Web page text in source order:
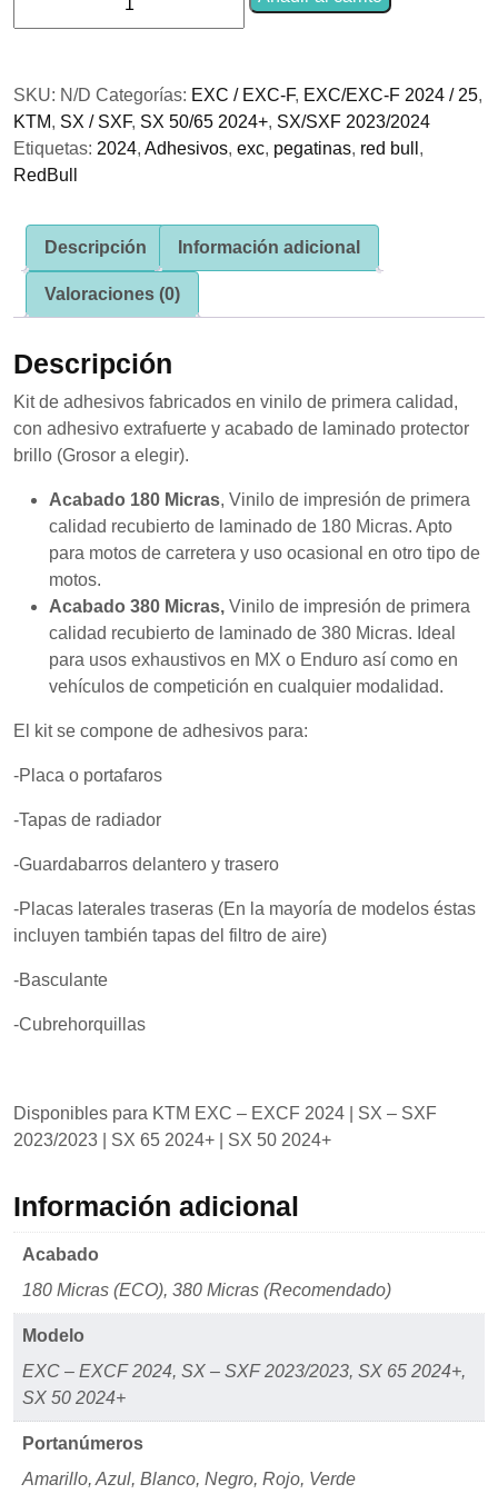
Bull
Azul
cantidad
SKU: N/D Categorías: EXC / EXC-F, EXC/EXC-F 2024 / 25,
KTM, SX / SXF, SX 50/65 2024+, SX/SXF 2023/2024
Etiquetas: 2024, Adhesivos, exc, pegatinas, red bull ,
RedBull
Descripción Información adicional
Valoraciones (0)
Descripción
Kit de adhesivos fabricados en vinilo de primera calidad,
con adhesivo extrafuerte y acabado de laminado protector
brillo (Grosor a elegir).
Acabado 180 Micras, Vinilo de impresión de primera
calidad recubierto de laminado de 180 Micras. Apto
para motos de carretera y uso ocasional en otro tipo de
motos.
Acabado 380 Micras, Vinilo de impresión de primera
calidad recubierto de laminado de 380 Micras. Ideal
para usos exhaustivos en MX o Enduro así como en
vehículos de competición en cualquier modalidad.
El kit se compone de adhesivos para:
-Placa o portafaros
-Tapas de radiador
-Guardabarros delantero y trasero
-Placas laterales traseras (En la mayoría de modelos éstas
incluyen también tapas del filtro de aire)
-Basculante
-Cubrehorquillas
Disponibles para KTM EXC – EXCF 2024 | SX – SXF
2023/2023 | SX 65 2024+ | SX 50 2024+
Información adicional
Acabado
180 Micras (ECO), 380 Micras (Recomendado)
Modelo
EXC – EXCF 2024, SX – SXF 2023/2023, SX 65 2024+,
SX 50 2024+
Portanúmeros
Amarillo, Azul, Blanco, Negro, Rojo, Verde
web.
Experiencia
Para que
nuestra web
funcione lo
mejor posible
visita. Si
rechaza estas
cookies,
algunas
Marketing
intereses y
mientras visitas
nuestro sitio,
posibilidad de
ver contenido y
ofertas